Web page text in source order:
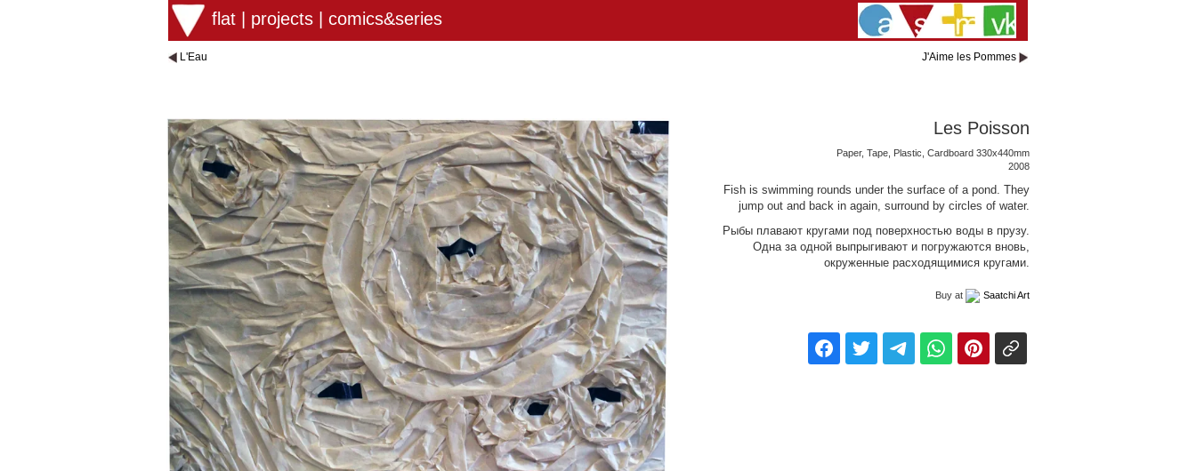
flat projects comics&series
L'Eau J'Aime les Pommes
Les Poisson
Paper, Tape, Plastic, Cardboard 330x440mm
2008
Fish is swimming rounds under the surface of a pond. They
jump out and back in again, surround by circles of water.
Рыбы плавают кругами под поверхностью воды в прузу.
Одна за одной выпрыгивают и погружаются вновь,
окруженные расходящимися кругами.
Buy at Saatchi Art